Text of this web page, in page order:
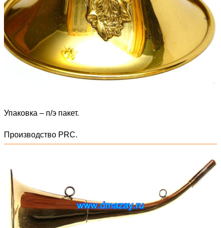
Упаковка – п/э пакет.
Производство PRC.